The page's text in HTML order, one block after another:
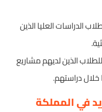
الدراسات العليا الذين
الذين لديهم مشاريع
خلال دراستهم.
في المملكة